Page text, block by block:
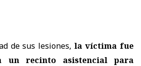
de sus lesiones,la víctima fue
un recinto asistencial para